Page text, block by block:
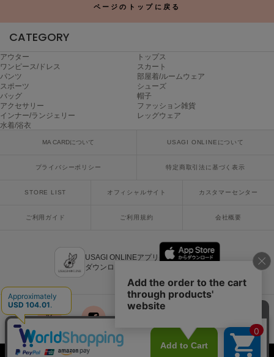
PATRICK
Philly chocolate
フィリーチョコレート
poláura
ポローラ
PUMA
リーボック
SESAME STREET MARKET
セサミストリートマーケット
SHAKA
シャカ
ページのトップに戻る
CATEGORY
アウター
トップス
ワンピース/ドレス
スカート
パンツ
部屋着/ルームウェア
スポーツ
シューズ
バッグ
帽子
アクセサリー
ファッション雑貨
インナー/ランジェリー
レッグウェア
水着/浴衣
MA CARDについて USAGI ONLINEについて
プライバシーポリシー 特定商取引法に基づく表示
STORE LIST オフィシャルサイト カスタマーセンター
ご利用ガイド ご利用規約 会社概要
USAGI ONLINEアプリ
ダウンロードはこちら
x facebook LINE mail